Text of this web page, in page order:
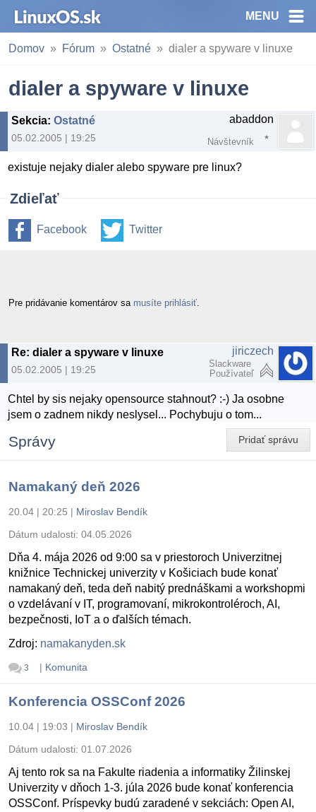
MENU
Domov Fórum Ostatné dialer a spyware v linuxe
dialer a spyware v linuxe
Sekcia: Ostatné
05.02.2005 | 19:25
abaddon
Návštevník
existuje nejaky dialer alebo spyware pre linux?
Zdieľať
Facebook Twitter
Pre pridávanie komentárov sa musíte prihlásiť
Re: dialer a spyware v linuxe
05.02.2005 | 19:25
jiriczech
Slackware
Používateľ
Chtel by sis nejaky opensource stahnout? :-) Ja osobne
jsem o zadnem nikdy neslysel... Pochybuju o tom...
Pridať správu
Správy
Namakaný deň 2026
20.04 | 20:25 | Miroslav Bendík
Dátum udalosti: 04.05.2026
Dňa 4. mája 2026 od 9:00 sa v priestoroch Univerzitnej
knižnice Technickej univerzity v Košiciach bude konať
namakaný deň, teda deň nabitý prednáškami a workshopmi
o vzdelávaní v IT, programovaní, mikrokontroléroch, AI,
bezpečnosti, IoT a o ďalších témach.
Zdroj: namakanyden.sk
3 | Komunita
Konferencia OSSConf 2026
10.04 | 19:03 | Miroslav Bendík
Dátum udalosti: 01.07.2026
Aj tento rok sa na Fakulte riadenia a informatiky Žilinskej
Univerzity v dňoch 1-3. júla 2026 bude konať konferencia
OSSConf. Príspevky budú zaradené v sekciách: Open AI,